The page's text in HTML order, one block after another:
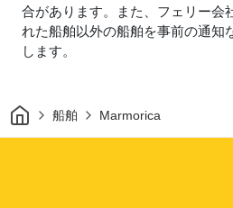
合があります。また、フェリー会
れた船舶以外の船舶を事前の通知
します。
家 船舶 Marmorica